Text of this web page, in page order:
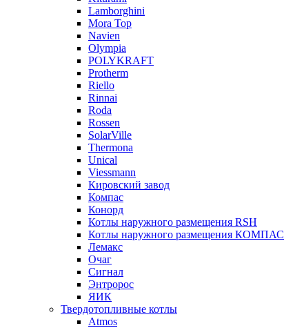
Lamborghini
Mora Top
Navien
Olympia
POLYKRAFT
Protherm
Riello
Rinnai
Roda
Rossen
SolarVille
Thermona
Unical
Viessmann
Кировский завод
Компас
Конорд
Котлы наружного размещения RSH
Котлы наружного размещения КОМПАС
Лемакс
Очаг
Сигнал
Энтророс
ЯИК
Твердотопливные котлы
Atmos